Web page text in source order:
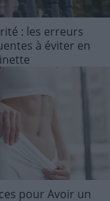
: les erreurs
à éviter en
pour Avoir un